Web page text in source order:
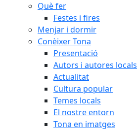
Què fer
Festes i fires
Menjar i dormir
Conèixer Tona
Presentació
Autors i autores locals
Actualitat
Cultura popular
Temes locals
El nostre entorn
Tona en imatges